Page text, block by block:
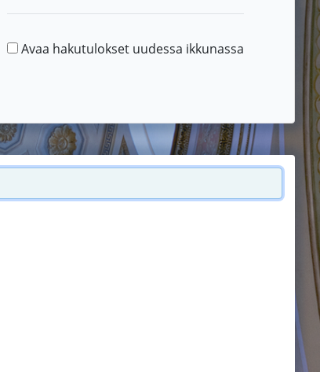
Avaa hakutulokset uudessa ikkunassa